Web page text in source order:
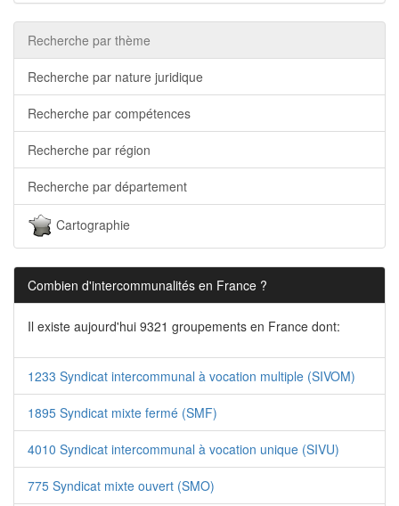
Recherche par thème
Recherche par nature juridique
Recherche par compétences
Recherche par région
Recherche par département
Cartographie
Combien d'intercommunalités en France ?
Il existe aujourd'hui 9321 groupements en France dont:
1233 Syndicat intercommunal à vocation multiple (SIVOM)
1895 Syndicat mixte fermé (SMF)
4010 Syndicat intercommunal à vocation unique (SIVU)
775 Syndicat mixte ouvert (SMO)